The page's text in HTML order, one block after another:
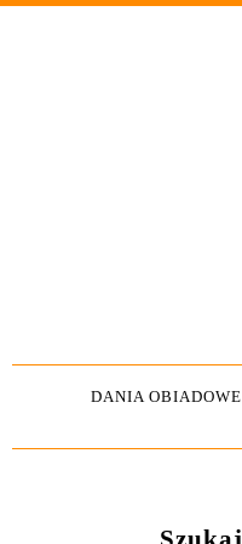
DANIA OBIADOWE